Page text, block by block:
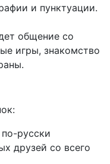
и пунктуации.
общение со
игры, знакомство
русски
друзей со всего